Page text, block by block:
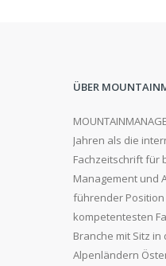
ÜBER
Jahren als die
Fachzeitschrift für
Management und
führender
kompetentesten
Branche mit Sitz
Alpenländern